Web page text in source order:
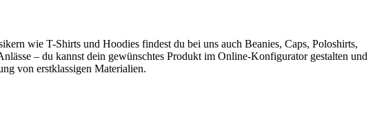
wie T-Shirts und Hoodies findest du bei uns auch Beanies, Caps, Poloshirts,
– du kannst dein gewünschtes Produkt im Online-Konfigurator gestalten und
von erstklassigen Materialien.